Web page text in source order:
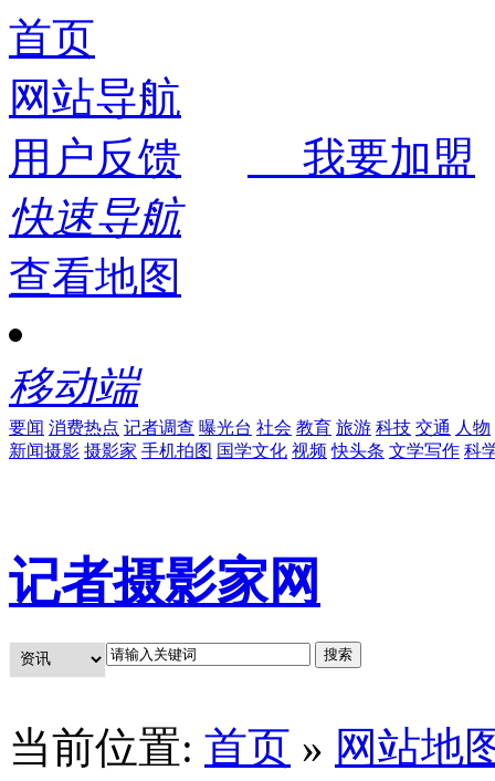
首页
网站导航
用户反馈
我要加盟
快速导航
查看地图
移动端
要闻 消费热点 记者调查 曝光台 社会 教育 旅游 科技 交通 人物
新闻摄影 摄影家 手机拍图 国学文化 视频 快头条 文学写作 科
记者摄影家网
当前位置: 首页 » 网站地